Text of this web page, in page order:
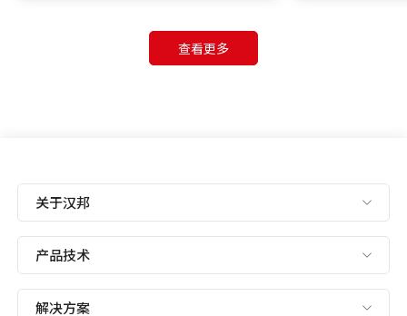
查看更多
关于汉邦
产品技术
解决方案